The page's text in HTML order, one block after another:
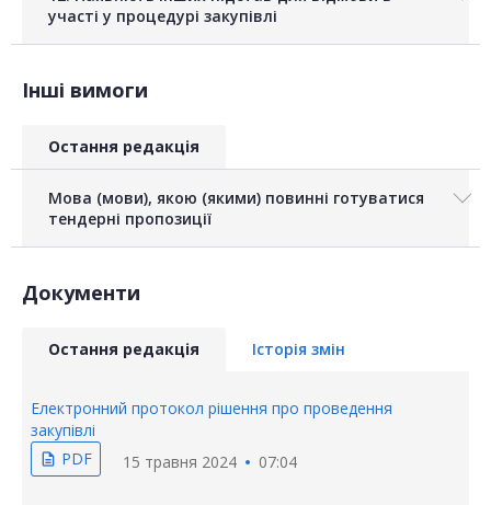
участі у процедурі закупівлі
Інші вимоги
Остання редакція
Мова (мови), якою (якими) повинні готуватися
тендерні пропозиції
Документи
Остання редакція Історія змін
Електронний протокол рішення про проведення
закупівлі
description PDF 15 травня 2024 07:04